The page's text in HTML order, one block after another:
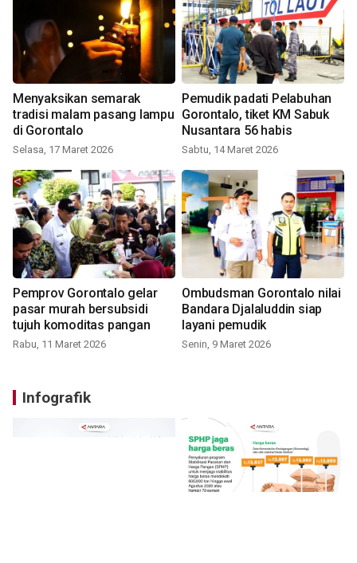
Menyaksikan semarak
tradisi malam pasang lampu
di Gorontalo
Selasa, 17 Maret 2026
Pemudik padati Pelabuhan
Gorontalo, tiket KM Sabuk
Nusantara 56 habis
Sabtu, 14 Maret 2026
Pemprov Gorontalo gelar
pasar murah bersubsidi
tujuh komoditas pangan
Rabu, 11 Maret 2026
Ombudsman Gorontalo nilai
Bandara Djalaluddin siap
layani pemudik
Senin, 9 Maret 2026
Infografik